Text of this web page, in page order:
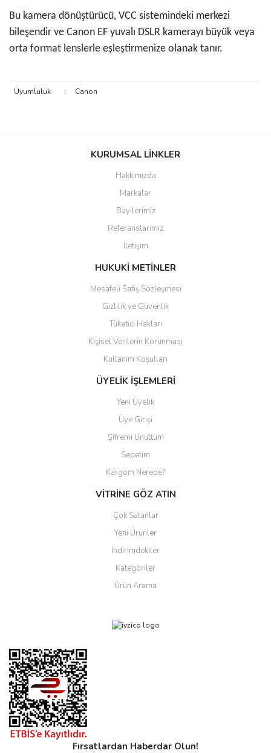
Bu kamera dönüştürücü, VCC sistemindeki merkezi
bileşendir ve Canon EF yuvalı DSLR kamerayı büyük veya
orta format lenslerle eşleştirmenize olanak tanır.
Uyumluluk : Canon
tarafımıza iletebilirsiniz.
Ürün resmi kalitesiz, bozuk veya görüntülenemiyor.
Ürün açıklamasında eksik bilgiler bulunuyor.
Ürün bilgilerinde hatalar bulunuyor.
Ürün fiyatı diğer sitelerden daha pahalı.
Bu ürüne benzer farklı alternatifler olmalı.
Gönder
KURUMSAL LİNKLER
Hakkımızda
Markalar
Bayilerimiz
Referanslarımız
İletişim
HUKUKİ METİNLER
Mesafeli Satış Sözleşmesi
Gizlilik ve Güvenlik
Tüketici Hakları
Kişisel Verilerin Korunması
Kullanım Koşulları
ÜYELİK İŞLEMLERİ
Yeni Üyelik
Üye Girişi
Şifremi Unuttum
Sepetim
Kargom Nerede?
VİTRİNE GÖZ ATIN
Çok Satanlar
Yeni Ürünler
İndirimdekiler
Kategoriler
Ürün Arama
Fırsatlardan Haberdar Olun!